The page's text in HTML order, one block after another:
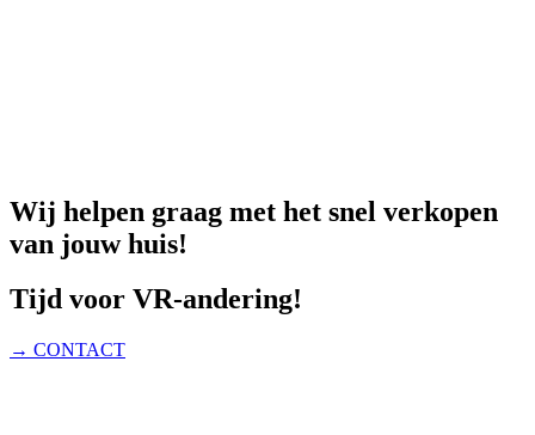
Wij helpen graag met het snel verkopen
van jouw huis!
Tijd voor VR-andering!
→ CONTACT